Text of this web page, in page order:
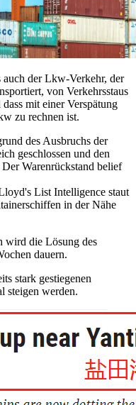
auch der Lkw-Verkehr, der
von Verkehrsstaus
mit einer Verspätung
zu rechnen ist.
des Ausbruchs der
geschlossen und den
Warenrückstand belief
List Intelligence staut
in der Nähe
wird die Lösung des
dauern.
stark gestiegenen
steigen werden.